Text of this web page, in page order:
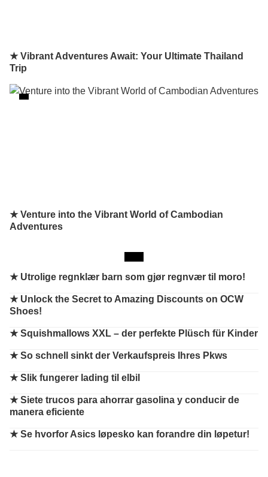
★ Vibrant Adventures Await: Your Ultimate Thailand
Trip
★ Venture into the Vibrant World of Cambodian
Adventures
★ Utrolige regnklær barn som gjør regnvær til moro!
★ Unlock the Secret to Amazing Discounts on OCW
Shoes!
★Squishmallows XXL – der perfekte Plüsch für Kinder
★So schnell sinkt der Verkaufspreis Ihres Pkws
★Slik fungerer lading til elbil
★Siete trucos para ahorrar gasolina y conducir de
manera eficiente
★Se hvorfor Asics løpesko kan forandre din løpetur!